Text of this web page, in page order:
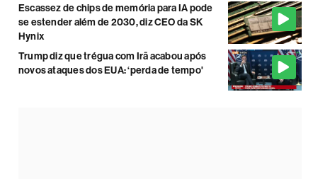
Escassez de chips de memória para IA pode
se estender além de 2030, diz CEO da SK
Hynix
Trump diz que trégua com Irã acabou após
novos ataques dos EUA: ‘perda de tempo'